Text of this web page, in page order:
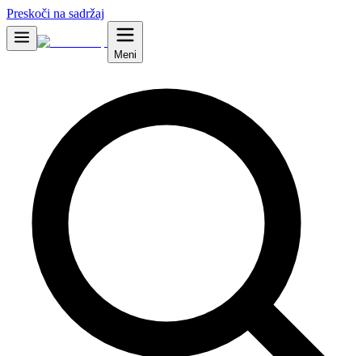
Preskoči na sadržaj
Meni